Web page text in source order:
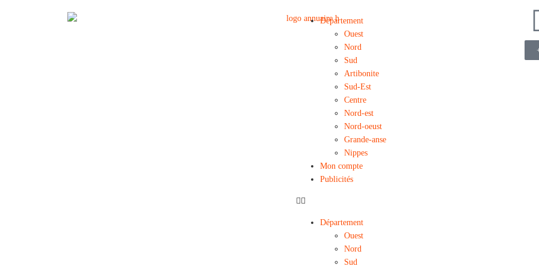
Département
Ouest
Nord
Sud
Artibonite
Sud-Est
Centre
Nord-est
Nord-oeust
Grande-anse
Nippes
Mon compte
Publicités
Département
Ouest
Nord
Sud